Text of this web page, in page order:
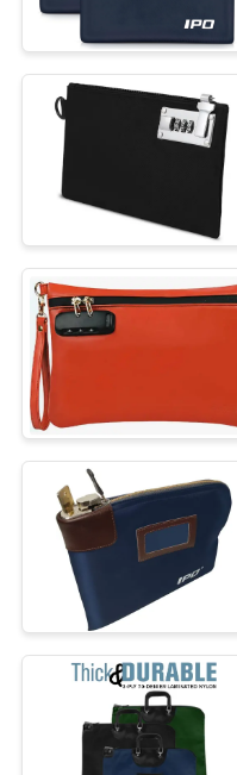
THAM
QUAN
NHÀ
MÁY
SOÁT
CHẤT
LƯỢNG
SƠ
ĐỒ
TRANG
WEB
PRIVACY
POLICY
Hộp
Túi
Túi
dây kéo